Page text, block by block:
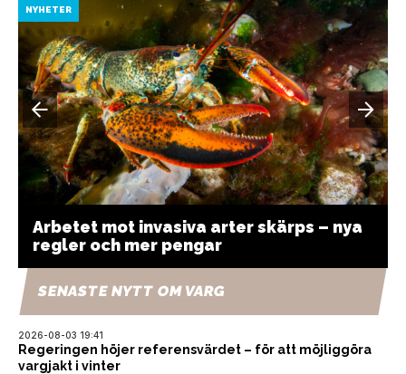
NYHETER
Arbetet mot invasiva arter skärps – nya
regler och mer pengar
SENASTE NYTT OM VARG
2026-08-03 19:41
Regeringen höjer referensvärdet – för att möjliggöra
vargjakt i vinter